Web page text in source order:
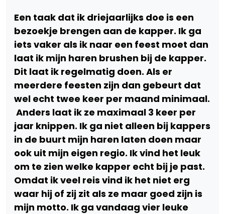
Een taak dat ik driejaarlijks doe is een
bezoekje brengen aan de kapper. Ik ga
iets vaker als ik naar een feest moet dan
laat ik mijn haren brushen bij de kapper.
Dit laat ik regelmatig doen. Als er
meerdere feesten zijn dan gebeurt dat
wel echt twee keer per maand minimaal.
Anders laat ik ze maximaal 3 keer per
jaar knippen. Ik ga niet alleen bij kappers
in de buurt mijn haren laten doen maar
ook uit mijn eigen regio. Ik vind het leuk
om te zien welke kapper echt bij je past.
Omdat ik veel reis vind ik het niet erg
waar hij of zij zit als ze maar goed zijn is
mijn motto. Ik ga vandaag vier leuke